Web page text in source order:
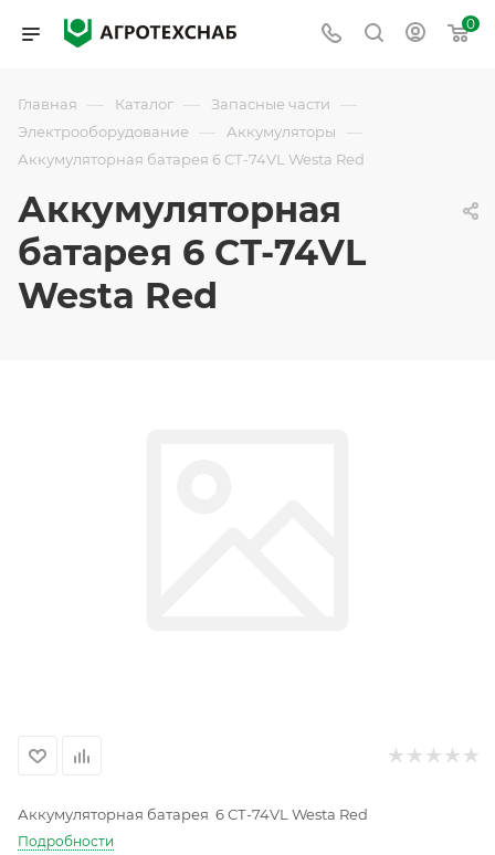
0
Главная — Каталог — Запасные части —
Электрооборудование — Аккумуляторы —
Аккумуляторная батарея 6 СТ-74VL Westa Red
Аккумуляторная
батарея 6 СТ-74VL
Westa Red
Аккумуляторная батарея 6 СТ-74VL Westa Red
Подробности